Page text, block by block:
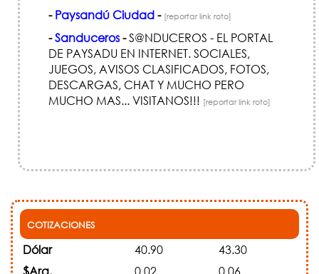
- Paysandú Ciudad- [reportar link roto]
-Sanduceros-S@NDUCEROS - EL PORTAL
DE PAYSADU EN INTERNET. SOCIALES,
JUEGOS, AVISOS CLASIFICADOS, FOTOS,
DESCARGAS, CHAT Y MUCHO PERO
MUCHO MAS... VISITANOS!!! [reportar link roto]
COTIZACIONES
Dólar 40.90
43.30
$Arg.
0.02
0.06